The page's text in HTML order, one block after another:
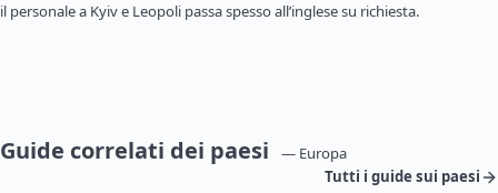
il personale a Kyiv e Leopoli passa spesso all’inglese su richiesta.
Guide correlati dei paesi
— Europa
Tutti i guide sui paesi